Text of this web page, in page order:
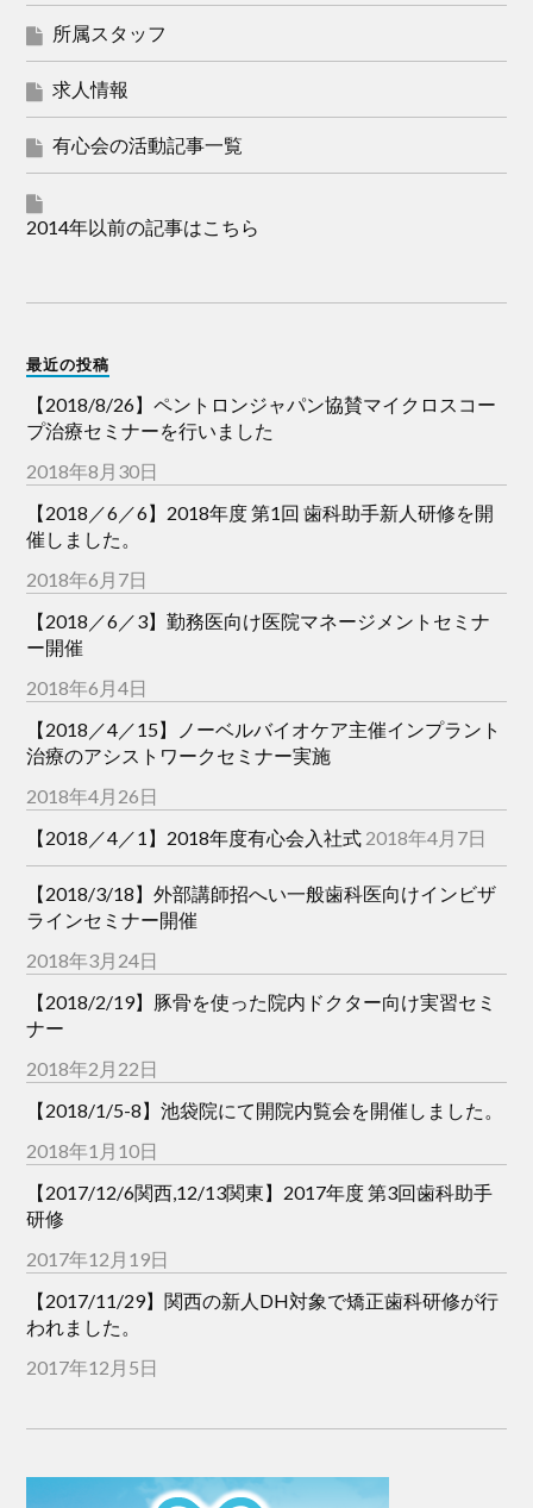
所属スタッフ
求人情報
有心会の活動記事一覧
2014年以前の記事はこちら
最近の投稿
【2018/8/26】ペントロンジャパン協賛マイクロスコー
プ治療セミナーを行いました
2018年8月30日
【2018／6／6】2018年度 第1回 歯科助手新人研修を開
催しました。
2018年6月7日
【2018／6／3】勤務医向け医院マネージメントセミナ
ー開催
2018年6月4日
【2018／4／15】ノーベルバイオケア主催インプラント
治療のアシストワークセミナー実施
2018年4月26日
【2018／4／1】2018年度有心会入社式 2018年4月7日
【2018/3/18】外部講師招へい一般歯科医向けインビザ
ラインセミナー開催
2018年3月24日
【2018/2/19】豚骨を使った院内ドクター向け実習セミ
ナー
2018年2月22日
【2018/1/5-8】池袋院にて開院内覧会を開催しました。
2018年1月10日
【2017/12/6関西,12/13関東】2017年度 第3回歯科助手
研修
2017年12月19日
【2017/11/29】関西の新人DH対象で矯正歯科研修が行
われました。
2017年12月5日